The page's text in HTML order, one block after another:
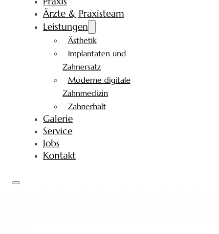
Ärzte & Praxisteam
Leistungen
Ästhetik
Implantaten und
Zahnersatz
Moderne digitale
Zahnmedizin
Zahnerhalt
Galerie
Service
Jobs
Kontakt